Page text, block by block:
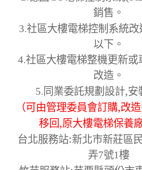
銷售。
3.社區大樓電梯控制系統改
以下。
4.社區大樓電梯整機更新或
改造。
5. 同業委託規劃設計,安
（可由管理委員會訂購,改
移回,原大樓電梯保養
台北服務站:新北市新莊區
弄7號1樓